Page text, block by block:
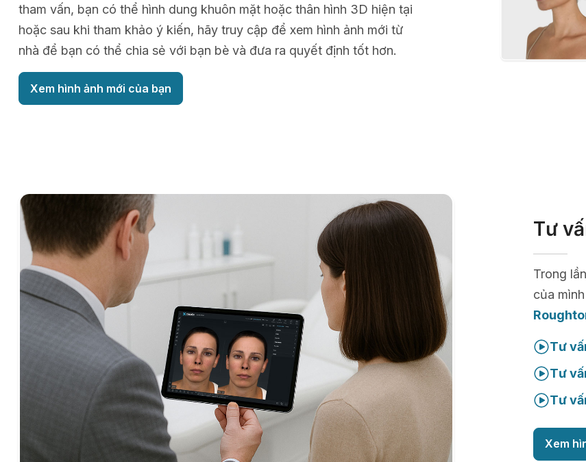
tham vấn, bạn có thể hình dung khuôn mặt hoặc thân hình 3D hiện tại
hoặc sau khi tham khảo ý kiến, hãy truy cập để xem hình ảnh mới từ
nhà để bạn có thể chia sẻ với bạn bè và đưa ra quyết định tốt hơn.
Xem hình ảnh mới của bạn
Tư
Trong
của
Tư
Tư
Tư
Xem